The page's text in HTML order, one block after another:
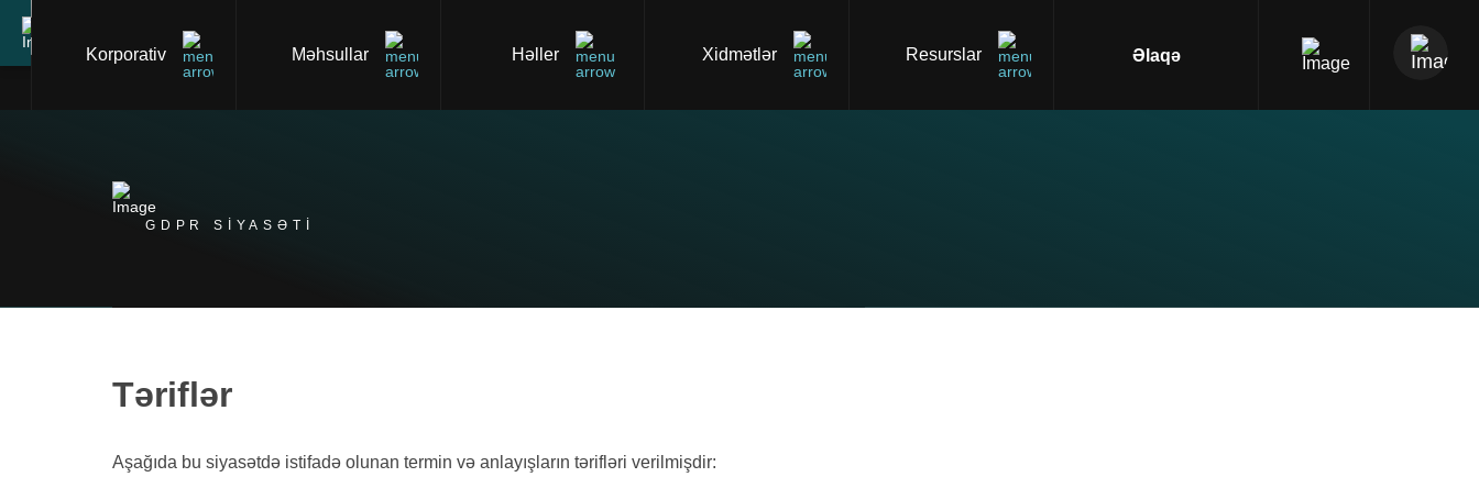
Korporativ Məhsullar Həller Xidmətlər Resurslar Əlaqə
GDPR SİYASƏTİ
Təriflər
Aşağıda bu siyasətdə istifadə olunan termin və anlayışların tərifləri verilmişdir: